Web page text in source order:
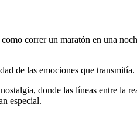
correr un maratón en una
de las emociones que transmitía.
donde las líneas entre la
especial.